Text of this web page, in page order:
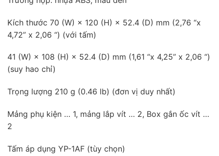
Kích thước 70 (W) × 120 (H) × 52.4 (D) mm (2,76 “x
4,72” x 2,06 “) (với tấm)
41 (W) × 108 (H) × 52.4 (D) mm (1,61 “x 4,25” x 2,06 “)
(suy hao chỉ)
Trọng lượng 210 g (0.46 lb) (đơn vị duy nhất)
Mảng phụ kiện … 1, mảng lắp vít … 2, Box gắn ốc vít …
2
Tấm áp dụng YP-1AF (tùy chọn)